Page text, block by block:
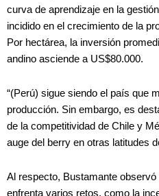
curva de aprendizaje en la
incidido en el crecimiento de la
Por hectárea, la inversión
andino asciende a US$80.000.
“(Perú) sigue siendo el país que
producción. Sin embargo, es
de la competitividad de Chile y
auge del berry en otras latitudes
Al respecto, Bustamante
enfrenta varios retos, como la